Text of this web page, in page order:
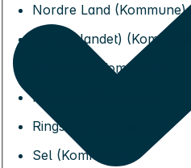
Nordre Land (Kommune)
Os (Innlandet) (Kommune)
Rendalen (Kommune)
Ringebu (Kommune)
Ringsaker (Kommune)
Sel (Kommune)